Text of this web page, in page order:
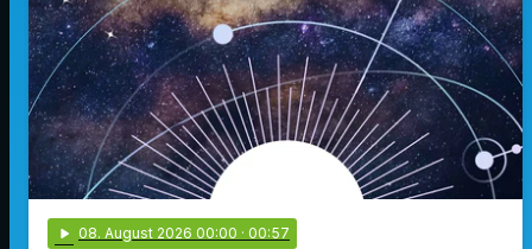
play_arrow 08. August 2026 00:00 · 00:57